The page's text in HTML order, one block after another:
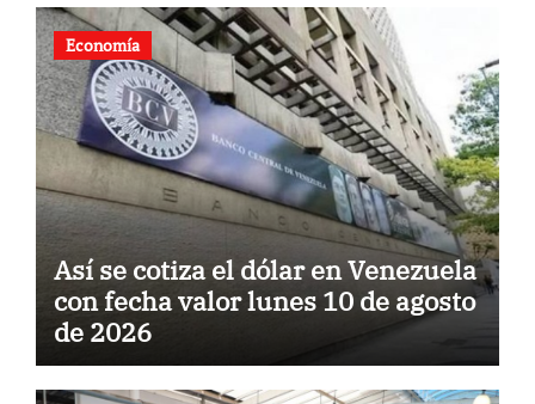
Economía
Así se cotiza el dólar en Venezuela
con fecha valor lunes 10 de agosto
de 2026